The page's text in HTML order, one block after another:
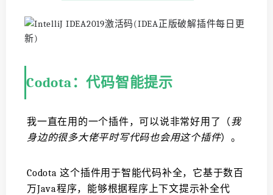
Codota：代码智能提示
我一直在用的一个插件，可以说非常好用了（我
身边的很多大佬平时写代码也会用这个插件）。
Codota 这个插件用于智能代码补全，它基于数百
万Java程序，能够根据程序上下文提示补全代